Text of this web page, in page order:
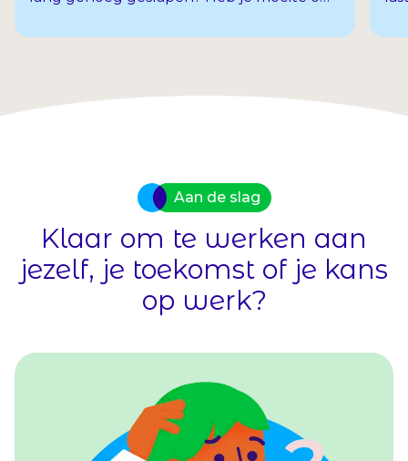
wakker? Je bent niet de enige. Veel
of
Aan de slag
Klaar om te werken aan
jezelf, je toekomst of je kans
op werk?